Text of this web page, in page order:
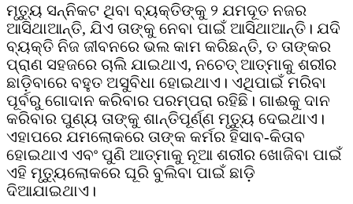
ମୃତ୍ୟୁ ସନ୍ନିକଟ ଥିବା ବ୍ୟକ୍ତିଙ୍କୁ ୨ ଯମଦୂତ ନଜର
ଆସିଥାଆନ୍ତି, ଯିଏ ତାଙ୍କୁ ନେବା ପାଇଁ ଆସିଥାଆନ୍ତି। ଯଦି
ବ୍ୟକ୍ତି ନିଜ ଜୀବନରେ ଭଲ କାମ କରିଛନ୍ତି, ତ ତାଙ୍କର
ପ୍ରାଣ ସହଜରେ ଚାଲି ଯାଇଥାଏ, ନଚେତ୍‌ ଆତ୍ମାକୁ ଶରୀର
ଛାଡ଼ିବାରେ ବହୁତ ଅସୁବିଧା ହୋଇଥାଏ। ଏଥିପାଇଁ ମରିବା
ପୂର୍ବରୁ ଗୋଦାନ କରିବାର ପରମ୍ପରା ରହିଛି। ଗାଈକୁ ଦାନ
କରିବାର ପୁଣ୍ୟ ତାଙ୍କୁ ଶାନ୍ତିପୂର୍ଣ୍ଣ ମୃତ୍ୟୁ ଦେଇଥାଏ।
ଏହାପରେ ଯମଲୋକରେ ତାଙ୍କ କର୍ମର ହିସାବ-କିତାବ
ହୋଇଥାଏ ଏବଂ ପୁଣି ଆତ୍ମାକୁ ନୂଆ ଶରୀର ଖୋଜିବା ପାଇଁ
ଏହି ମୃତ୍ୟୁଲୋକରେ ଘୂରି ବୁଲିବା ପାଇଁ ଛାଡ଼ି
ଦିଆଯାଇଥାଏ।